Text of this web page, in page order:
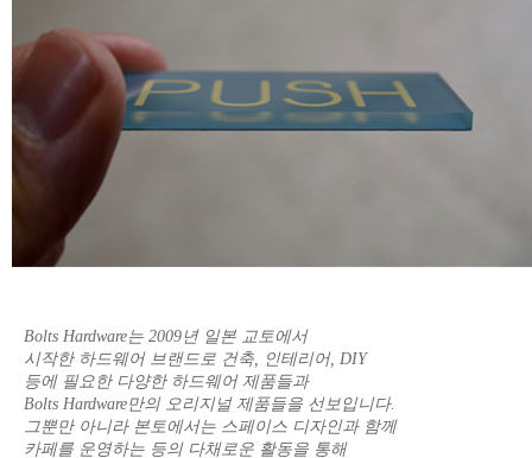
Bolts Hardware는 2009년 일본 교토에서
시작한 하드웨어 브랜드로 건축, 인테리어, DIY
등에 필요한 다양한 하드웨어 제품들과
Bolts Hardware만의 오리지널 제품들을 선보입니다.
그뿐만 아니라 본토에서는 스페이스 디자인과 함께
카페를 운영하는 등의 다채로운 활동을 통해